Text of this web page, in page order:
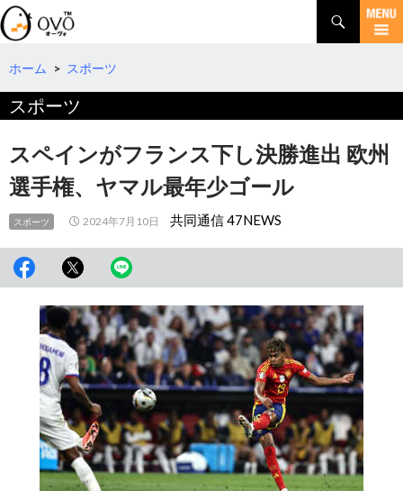
検
索
コ
テ
へ
動
ホーム > スポーツ
スポーツ
スペインがフランス下し決勝進出 欧州
選手権、ヤマル最年少ゴール
スポーツ 2024年7月10日 共同通信 47NEWS